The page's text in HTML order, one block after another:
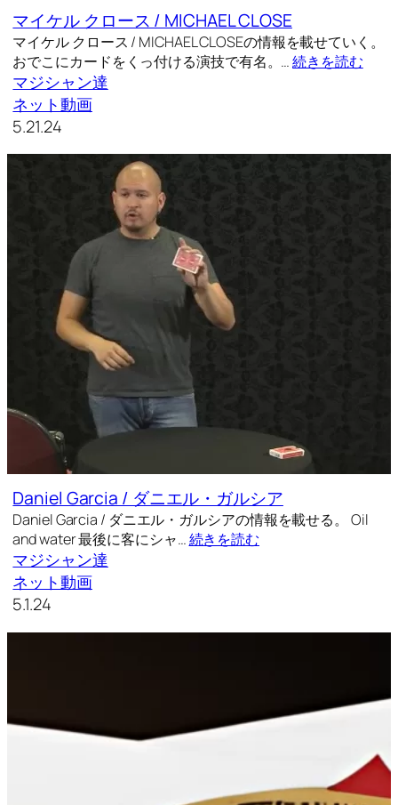
マイケル クロース / MICHAEL CLOSE
マイケル クロース / MICHAEL CLOSEの情報を載せていく。
おでこにカードをくっ付ける演技で有名。…続きを読む
マジシャン達
ネット動画
5.21.24
Daniel Garcia / ダニエル・ガルシア
Daniel Garcia / ダニエル・ガルシアの情報を載せる。 Oil
and water 最後に客にシャ…続きを読む
マジシャン達
ネット動画
5.1.24